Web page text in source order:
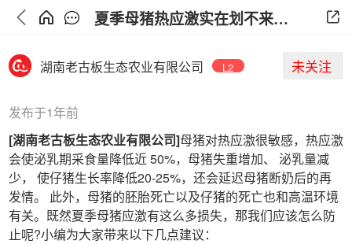
夏季母猪热应激实在划不来！注意这4点，就能减少损失
湖南老古板生态农业有限公司 L2 未关注
发布于1年前
[湖南老古板生态农业有限公司]母猪对热应激很敏感，热应激
会使泌乳期采食量降低近 50%，母猪失重增加、 泌乳量减
少， 使仔猪生长率降低20-25%，还会延迟母猪断奶后的再
发情。 此外，母猪的胚胎死亡以及仔猪的死亡也和高温环境
有关。既然夏季母猪应激有这么多损失，那我们应该怎么防
止呢?小编为大家带来以下几点建议：